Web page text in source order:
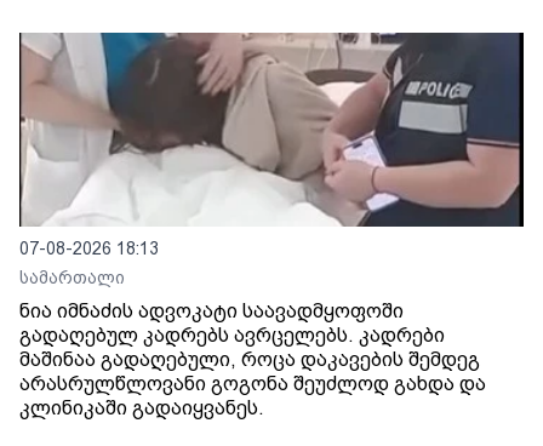
07-08-2026 18:13
სამართალი
ნია იმნაძის ადვოკატი საავადმყოფოში
გადაღებულ კადრებს ავრცელებს. კადრები
მაშინაა გადაღებული, როცა დაკავების შემდეგ
არასრულწლოვანი გოგონა შეუძლოდ გახდა და
კლინიკაში გადაიყვანეს.